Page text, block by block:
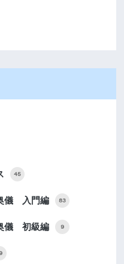
45
儀 入門編 83
儀 初級編 9